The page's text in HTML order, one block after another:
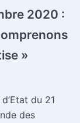
2020 :
»
du 21
des